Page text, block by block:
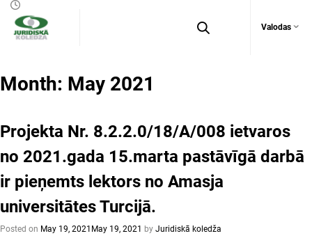
Valodas
Month: May 2021
Projekta Nr. 8.2.2.0/18/A/008 ietvaros
no 2021.gada 15.marta pastāvīgā darbā
ir pieņemts lektors no Amasja
universitātes Turcijā.
Posted on May 19, 2021 May 19, 2021 by Juridiskā koledža